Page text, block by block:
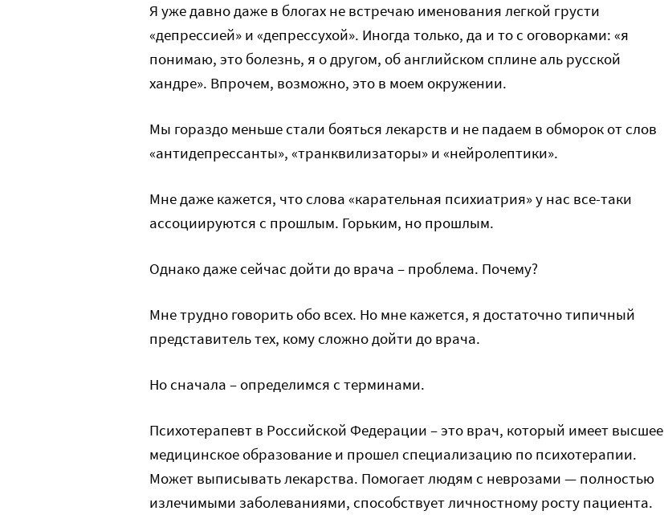
Я уже давно даже в блогах не встречаю именования легкой грусти
«депрессией» и «депрессухой». Иногда только, да и то с оговорками: «я
понимаю, это болезнь, я о другом, об английском сплине аль русской
хандре». Впрочем, возможно, это в моем окружении.
Мы гораздо меньше стали бояться лекарств и не падаем в обморок от слов
«антидепрессанты», «транквилизаторы» и «нейролептики».
Мне даже кажется, что слова «карательная психиатрия» у нас все-таки
ассоциируются с прошлым. Горьким, но прошлым.
Однако даже сейчас дойти до врача – проблема. Почему?
Мне трудно говорить обо всех. Но мне кажется, я достаточно типичный
представитель тех, кому сложно дойти до врача.
Но сначала – определимся с терминами.
Психотерапевт в Российской Федерации – это врач, который имеет высшее
медицинское образование и прошел специализацию по психотерапии.
Может выписывать лекарства. Помогает людям с неврозами — полностью
излечимыми заболеваниями, способствует личностному росту пациента.